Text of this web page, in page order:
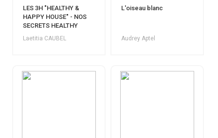
LES 3H "HEALTHY &
HAPPY HOUSE" - NOS
SECRETS HEALTHY
Laetitia CAUBEL
L'oiseau blanc
Audrey Aptel